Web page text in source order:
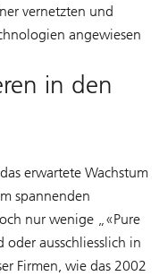
vernetzten und
angewiesen
in den
erwartete Wachstum
spannenden
nur wenige „«Pure
oder ausschliesslich in
Firmen, wie das 2002